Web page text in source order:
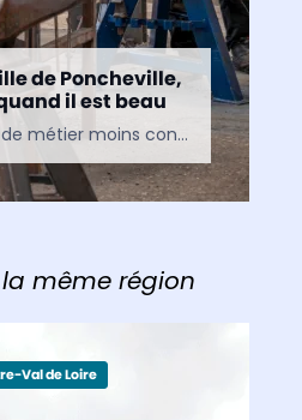
de Poncheville,
il est beau
C’est un corps de métier moins connu que celui d’architecte, de tailleur de pierre ou de peintre. Pourtant, les œuvres des ferronniers d’art sont partout et participent tout autant à…
même région
Val de Loire